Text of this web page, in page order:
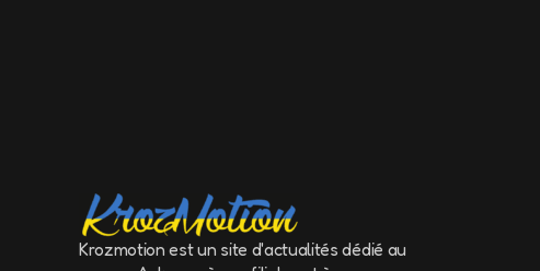
Krozmotion est un site d'actualités dédié au